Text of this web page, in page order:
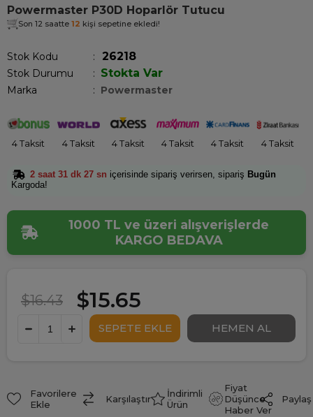
Powermaster P30D Hoparlör Tutucu
Son 12 saatte 12 kişi sepetine ekledi!
Stok Kodu 26218
Stok Durumu : Stokta Var
Marka : Powermaster
4 Taksit 4 Taksit 4 Taksit 4 Taksit 4 Taksit 4 Taksit
2 saat 31 dk 26 sn içerisinde sipariş verirsen, sipariş Bugün
Kargoda!
1000 TL ve üzeri alışverişlerde
KARGO BEDAVA
$16.43 $15.65
Favorilere
Ekle
Karşılaştır
İndirimli
Ürün
Fiyat
Düşünce
Haber Ver
Paylaş